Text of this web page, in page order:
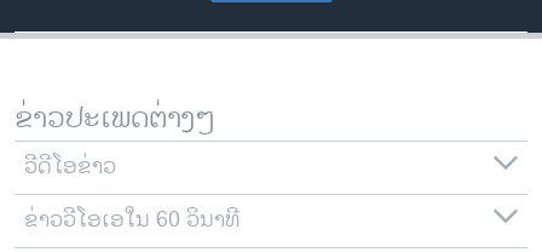
ຂ່າວປະເພດຕ່າງໆ
ວີດີໂອຂ່າວ
ຂ່າວວີໂອເອໃນ 60 ວິນາທີ